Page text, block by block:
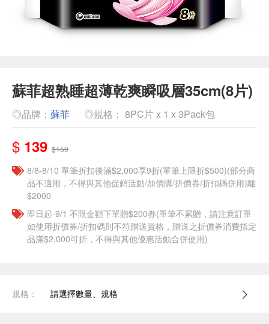
蘇菲超熟睡超薄乾爽瞬吸層35cm(8片)
◎品牌： 蘇菲 ◎規格： 8PC片 x 1 x 3Pack包
$ 139 $159
8/8-8/10 單筆折扣後滿$2,000享9折(單筆上限折$500)(部分商
品不適用，不得與其他促銷活動/加價購/折價券/折扣碼併用)離
$2000
即日起-9/1 不限金額下單贈$200券(單筆不累贈，請注意訂單
如使用折價券/折扣碼則不符贈送資格，贈送之折價券消費指定
品滿$2,000可折，不得與其他優惠活動合併使用)
規格： 請選擇數量、規格